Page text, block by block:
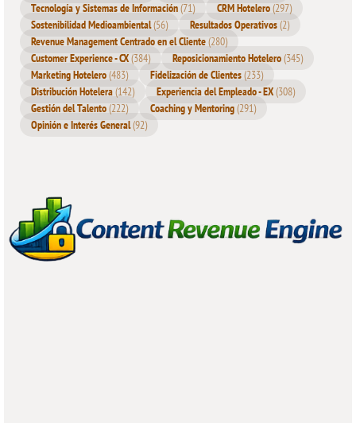
Tecnología y Sistemas de Información(71) CRM Hotelero(297)
Sostenibilidad Medioambiental(56) Resultados Operativos(2)
Revenue Management Centrado en el Cliente(280)
Customer Experience - CX(384) Reposicionamiento Hotelero(345)
Marketing Hotelero(483) Fidelización de Clientes(233)
Distribución Hotelera(142) Experiencia del Empleado - EX(308)
Gestión del Talento(222) Coaching y Mentoring(291)
Opinión e Interés General(92)